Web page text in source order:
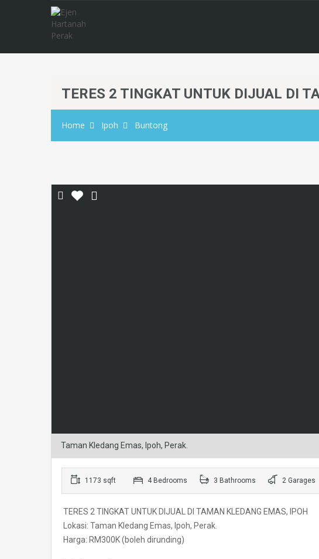
TERES 2 TINGKAT UNTUK DIJUAL DI
Home Ipoh Buntong
Taman Kledang Emas, Ipoh, Perak.
1173 sqft 4 Bedrooms 3 Bathrooms 2 Garages
TERES 2 TINGKAT UNTUK DIJUAL DI TAMAN KLEDANG EMAS, IPOH
Lokasi: Taman Kledang Emas, Ipoh, Perak.
Harga: RM300K (boleh dirunding)